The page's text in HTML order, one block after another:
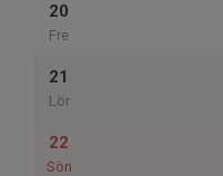
20
Fre
21
Lör
22
Sön